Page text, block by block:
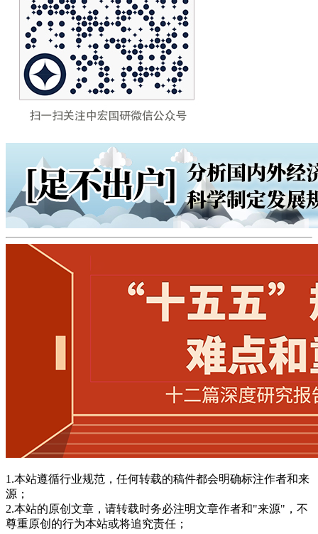
1.本站遵循行业规范，任何转载的稿件都会明确标注作者和来
源；
2.本站的原创文章，请转载时务必注明文章作者和"来源"，不
尊重原创的行为本站或将追究责任；